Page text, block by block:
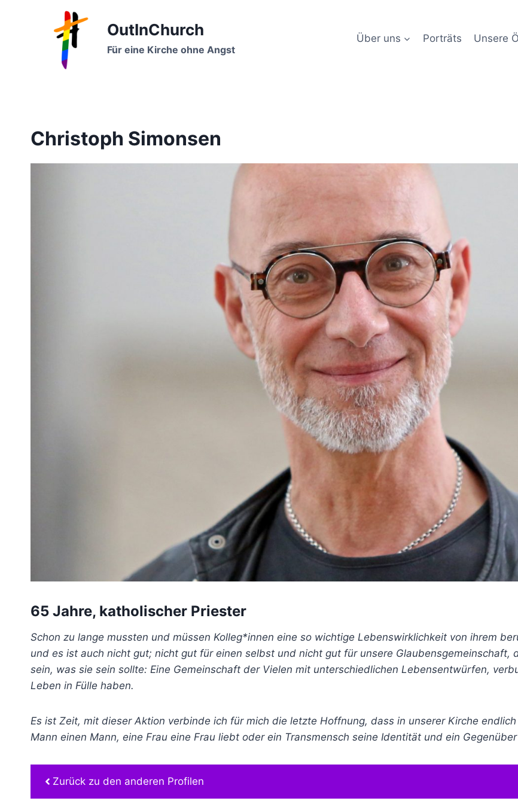
OutInChurch
Für eine Kirche ohne Angst
Über uns Porträts Unsere
Christoph Simonsen
65 Jahre, katholischer Priester
Schon zu lange mussten und müssen Kolleg*innen eine so wichtige Lebenswirklichkeit von ihrem
und es ist auch nicht gut; nicht gut für einen selbst und nicht gut für unsere Glaubensgemeinschaft,
sein, was sie sein sollte: Eine Gemeinschaft der Vielen mit unterschiedlichen Lebensentwürfen,
Leben in Fülle haben.
Es ist Zeit, mit dieser Aktion verbinde ich für mich die letzte Hoffnung, dass in unserer Kirche
Mann einen Mann, eine Frau eine Frau liebt oder ein Transmensch seine Identität und ein
Zurück zu den anderen Profilen